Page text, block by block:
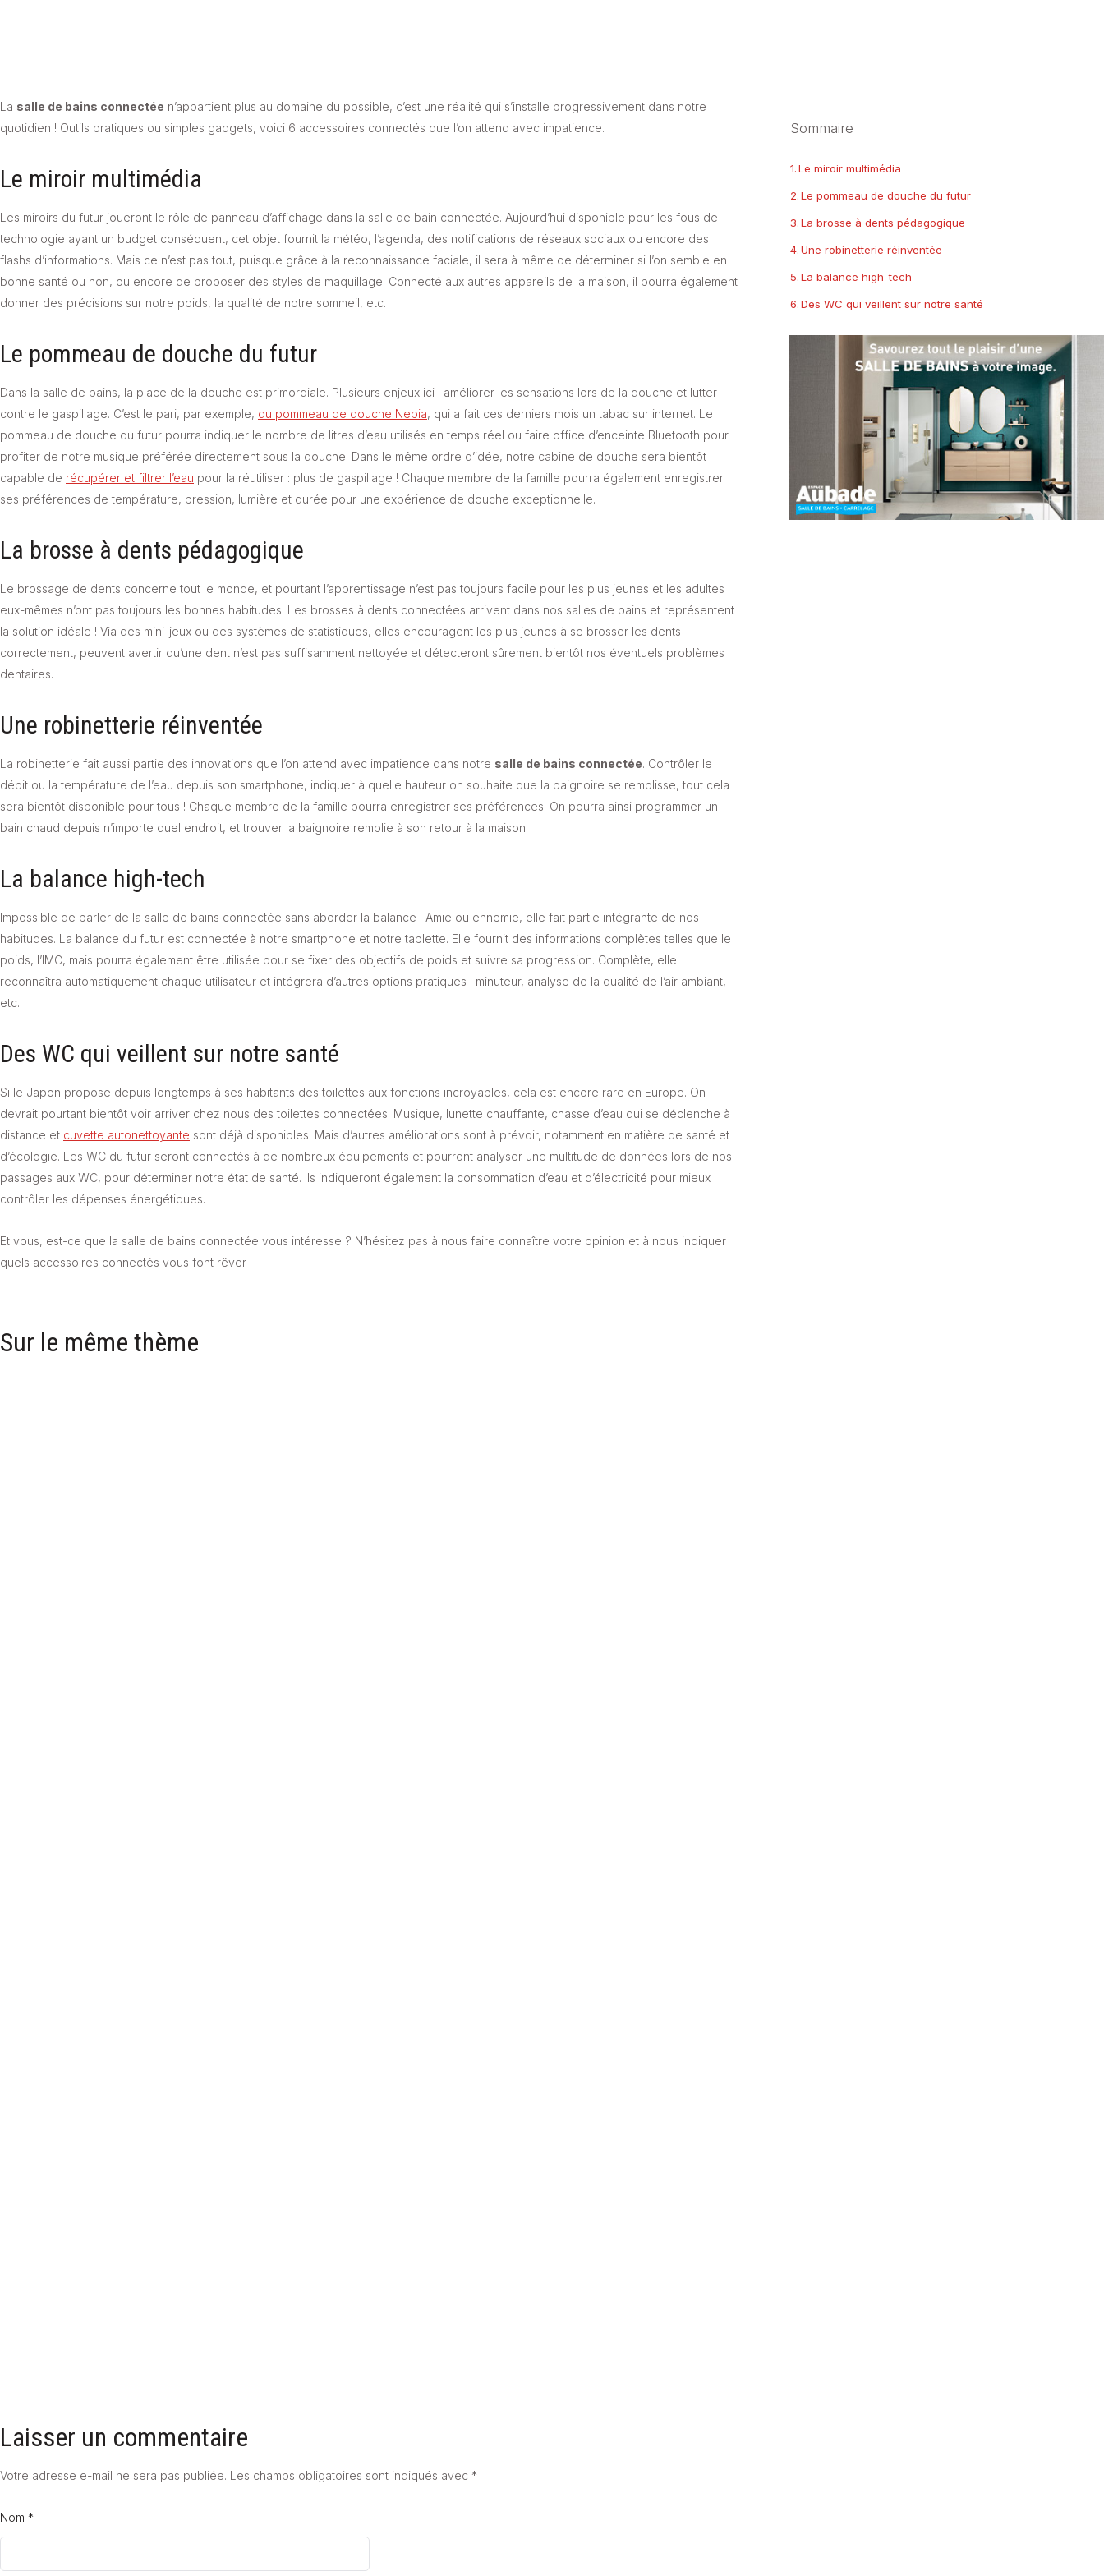
La salle de bains connectée n’appartient plus au domaine du possible, c’est une réalité qui s’installe progressivement dans notre
quotidien ! Outils pratiques ou simples gadgets, voici 6 accessoires connectés que l’on attend avec impatience.
Le miroir multimédia
Les miroirs du futur joueront le rôle de panneau d’affichage dans la salle de bain connectée. Aujourd’hui disponible pour les fous de
technologie ayant un budget conséquent, cet objet fournit la météo, l’agenda, des notifications de réseaux sociaux ou encore des
flashs d’informations. Mais ce n’est pas tout, puisque grâce à la reconnaissance faciale, il sera à même de déterminer si l’on semble en
bonne santé ou non, ou encore de proposer des styles de maquillage. Connecté aux autres appareils de la maison, il pourra également
donner des précisions sur notre poids, la qualité de notre sommeil, etc.
Le pommeau de douche du futur
Dans la salle de bains, la place de la douche est primordiale. Plusieurs enjeux ici : améliorer les sensations lors de la douche et lutter
contre le gaspillage. C’est le pari, par exemple, du pommeau de douche Nebia, qui a fait ces derniers mois un tabac sur internet. Le
pommeau de douche du futur pourra indiquer le nombre de litres d’eau utilisés en temps réel ou faire office d’enceinte Bluetooth pour
profiter de notre musique préférée directement sous la douche. Dans le même ordre d’idée, notre cabine de douche sera bientôt
capable de récupérer et filtrer l’eau pour la réutiliser : plus de gaspillage ! Chaque membre de la famille pourra également enregistrer
ses préférences de température, pression, lumière et durée pour une expérience de douche exceptionnelle.
La brosse à dents pédagogique
Le brossage de dents concerne tout le monde, et pourtant l’apprentissage n’est pas toujours facile pour les plus jeunes et les adultes
eux-mêmes n’ont pas toujours les bonnes habitudes. Les brosses à dents connectées arrivent dans nos salles de bains et représentent
la solution idéale ! Via des mini-jeux ou des systèmes de statistiques, elles encouragent les plus jeunes à se brosser les dents
correctement, peuvent avertir qu’une dent n’est pas suffisamment nettoyée et détecteront sûrement bientôt nos éventuels problèmes
dentaires.
Une robinetterie réinventée
La robinetterie fait aussi partie des innovations que l’on attend avec impatience dans notre salle de bains connectée. Contrôler le
débit ou la température de l’eau depuis son smartphone, indiquer à quelle hauteur on souhaite que la baignoire se remplisse, tout cela
sera bientôt disponible pour tous ! Chaque membre de la famille pourra enregistrer ses préférences. On pourra ainsi programmer un
bain chaud depuis n’importe quel endroit, et trouver la baignoire remplie à son retour à la maison.
La balance high-tech
Impossible de parler de la salle de bains connectée sans aborder la balance ! Amie ou ennemie, elle fait partie intégrante de nos
habitudes. La balance du futur est connectée à notre smartphone et notre tablette. Elle fournit des informations complètes telles que le
poids, l’IMC, mais pourra également être utilisée pour se fixer des objectifs de poids et suivre sa progression. Complète, elle
reconnaîtra automatiquement chaque utilisateur et intégrera d’autres options pratiques : minuteur, analyse de la qualité de l’air ambiant,
etc.
Des WC qui veillent sur notre santé
Si le Japon propose depuis longtemps à ses habitants des toilettes aux fonctions incroyables, cela est encore rare en Europe. On
devrait pourtant bientôt voir arriver chez nous des toilettes connectées. Musique, lunette chauffante, chasse d’eau qui se déclenche à
distance et cuvette autonettoyante sont déjà disponibles. Mais d’autres améliorations sont à prévoir, notamment en matière de santé et
d’écologie. Les WC du futur seront connectés à de nombreux équipements et pourront analyser une multitude de données lors de nos
passages aux WC, pour déterminer notre état de santé. Ils indiqueront également la consommation d’eau et d’électricité pour mieux
contrôler les dépenses énergétiques.
Et vous, est-ce que la salle de bains connectée vous intéresse ? N’hésitez pas à nous faire connaître votre opinion et à nous indiquer
quels accessoires connectés vous font rêver !
Sur le même thème
Laisser un commentaire
Votre adresse e-mail ne sera pas publiée. Les champs obligatoires sont indiqués avec *
Nom *
Sommaire
Le miroir multimédia
Le pommeau de douche du futur
La brosse à dents pédagogique
Une robinetterie réinventée
La balance high-tech
Des WC qui veillent sur notre santé